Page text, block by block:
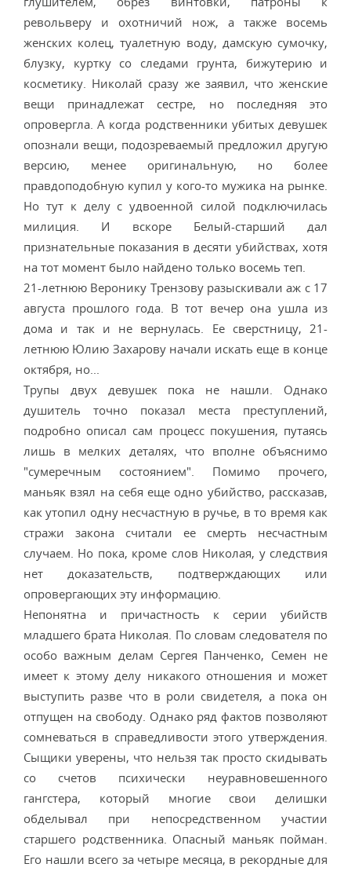
револьверу и охотничий нож, а также восемь
женских колец, туалетную воду, дамскую сумочку,
блузку, куртку со следами грунта, бижутерию и
косметику. Николай сразу же заявил, что женские
вещи принадлежат сестре, но последняя это
опровергла. А когда родственники убитых девушек
опознали вещи, подозреваемый предложил другую
версию, менее оригинальную, но более
правдоподобную купил у кого-то мужика на рынке.
Но тут к делу с удвоенной силой подключилась
милиция. И вскоре Белый-старший дал
признательные показания в десяти убийствах, хотя
на тот момент было найдено только восемь теп.
21-летнюю Веронику Трензову разыскивали аж с 17
августа прошлого года. В тот вечер она ушла из
дома и так и не вернулась. Ее сверстницу, 21-
летнюю Юлию Захарову начали искать еще в конце
октября, но...
Трупы двух девушек пока не нашли. Однако
душитель точно показал места преступлений,
подробно описал сам процесс покушения, путаясь
лишь в мелких деталях, что вполне объяснимо
"сумеречным состоянием". Помимо прочего,
маньяк взял на себя еще одно убийство, рассказав,
как утопил одну несчастную в ручье, в то время как
стражи закона считали ее смерть несчастным
случаем. Но пока, кроме слов Николая, у следствия
нет доказательств, подтверждающих или
опровергающих эту информацию.
Непонятна и причастность к серии убийств
младшего брата Николая. По словам следователя по
особо важным делам Сергея Панченко, Семен не
имеет к этому делу никакого отношения и может
выступить разве что в роли свидетеля, а пока он
отпущен на свободу. Однако ряд фактов позволяют
сомневаться в справедливости этого утверждения.
Сыщики уверены, что нельзя так просто скидывать
со счетов психически неуравновешенного
гангстера, который многие свои делишки
обделывал при непосредственном участии
старшего родственника. Опасный маньяк пойман.
Его нашли всего за четыре месяца, в рекордные для